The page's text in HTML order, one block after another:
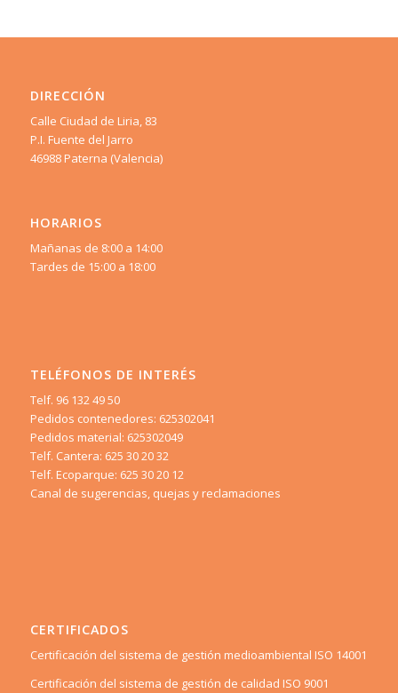
DIRECCIÓN
Calle Ciudad de Liria, 83
P.I. Fuente del Jarro
46988 Paterna (Valencia)
HORARIOS
Mañanas de 8:00 a 14:00
Tardes de 15:00 a 18:00
TELÉFONOS DE INTERÉS
Telf. 96 132 49 50
Pedidos contenedores: 625302041
Pedidos material: 625302049
Telf. Cantera: 625 30 20 32
Telf. Ecoparque: 625 30 20 12
Canal de sugerencias, quejas y reclamaciones
CERTIFICADOS
Certificación del sistema de gestión medioambiental ISO 14001
Certificación del sistema de gestión de calidad ISO 9001